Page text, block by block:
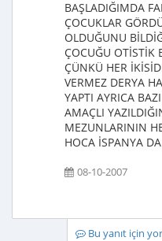
BAŞLADIĞIMDA
ÇOCUKLAR
OLDUĞUNU
ÇOCUĞU OTİSTİK
ÇÜNKÜ HER
VERMEZ DERYA
YAPTI AYRICA
AMAÇLI
MEZUNLARININ
HOCA İSPANYA
08-10-2007
Bu yanıt için